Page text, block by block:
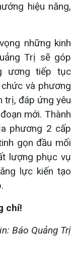
hiệu năng,
những kinh
Trị sẽ góp
ương tiếp tục
và phương
trị, đáp ứng yêu
mới. Thành
phương 2 cấp
gọn đầu mối
lượng phục vụ
lực kiến tạo
chí!
Báo Quảng Trị